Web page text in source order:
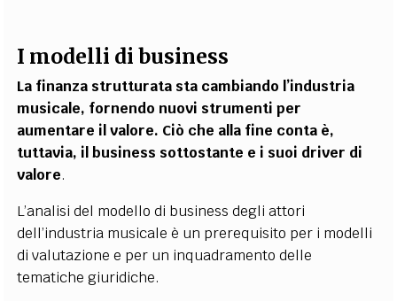
I modelli di business
La finanza strutturata sta cambiando l’industria
musicale, fornendo nuovi strumenti per
aumentare il valore. Ciò che alla fine conta è,
tuttavia, il business sottostante e i suoi driver di
valore.
L’analisi del modello di business degli attori
dell’industria musicale è un prerequisito per i modelli
di valutazione e per un inquadramento delle
tematiche giuridiche.